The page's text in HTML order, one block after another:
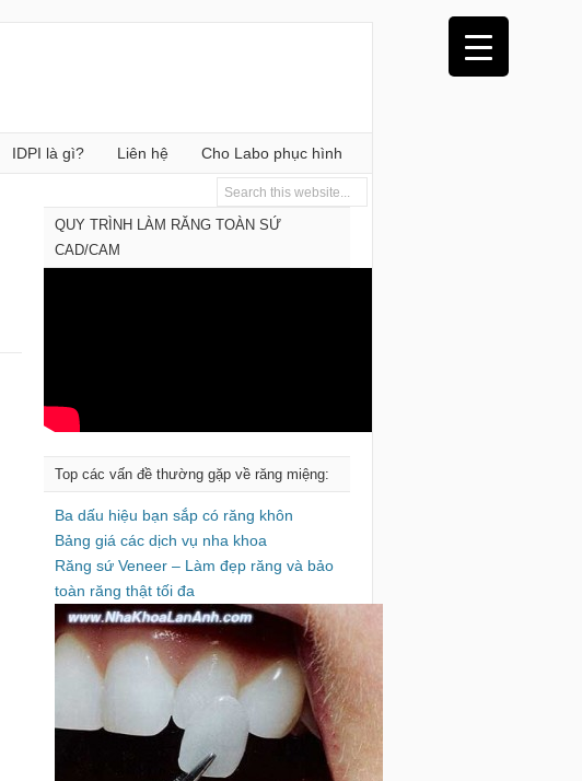
IDPI là gì? Liên hệ Cho Labo phục hình
QUY TRÌNH LÀM RĂNG TOÀN SỨ
CAD/CAM
Top các vấn đề thường gặp về răng miệng:
Ba dấu hiệu bạn sắp có răng khôn
Bảng giá các dịch vụ nha khoa
Răng sứ Veneer – Làm đẹp răng và bảo
toàn răng thật tối đa